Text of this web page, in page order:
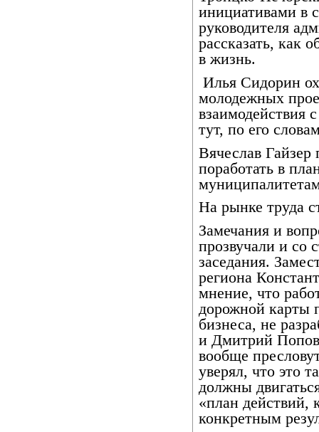
инициативами в
руководителя
рассказать, как
в жизнь.
Илья Сидорин
молодежных
взаимодействия
тут, по его
Вячеслав
поработать в
На рынке труда
Замечания и
прозвучали и со
заседания.
региона
мнение, что
дорожной карты
бизнеса, не
и Дмитрий Попов
вообще
уверял, что это
должны
«план действий,
конкретным